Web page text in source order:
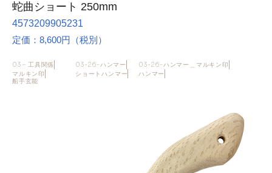
金井産業の強み
蛇曲ショート 250mm
4573209905231
定価：8,600円（税別）
03 – 工具関係 03-26-ハンマー
03-26-ハンマー＿マルキン印
マルキン印
ショートハンマー
ハンマー
船手玄能